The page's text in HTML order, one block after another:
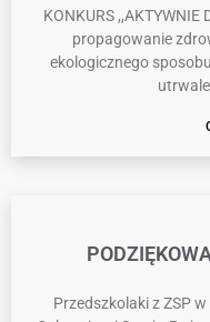
KONKURS ,,AKTYWNIE
propagowanie
ekologicznego
Przedszkolaki z ZSP